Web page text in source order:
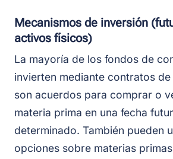
Mecanismos de inversión
activos físicos)
La mayoría de los fondos de
invierten mediante contratos
son acuerdos para comprar o
materia prima en una fecha
determinado. También pueden
opciones sobre materias